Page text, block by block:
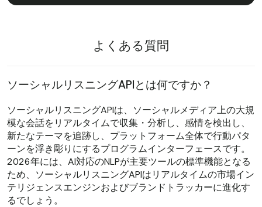
よくある質問
ソーシャルリスニングAPIとは何ですか？
ソーシャルリスニングAPIは、ソーシャルメディア上の大規
模な会話をリアルタイムで収集・分析し、感情を検出し、
新たなテーマを追跡し、プラットフォーム全体で行動パタ
ーンを浮き彫りにするプログラムインターフェースです。
2026年には、AI対応のNLPが主要ツールの標準機能となる
ため、ソーシャルリスニングAPIはリアルタイムの市場イン
テリジェンスエンジンおよびブランドトラッカーに進化す
るでしょう。